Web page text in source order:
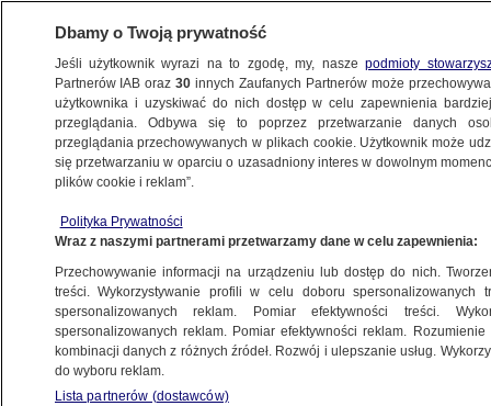
POLSKA
na senatora
13.09.2007, 14:12Aktualizacja: 13.09.2007, 14:13
Udostępnij
Dbamy o Twoją prywatność
Jeśli użytkownik wyrazi na to zgodę, my, naszepodmioty
Partnerów IAB oraz30 innych Zaufanych Partnerów może
użytkownika i uzyskiwać do nich dostęp w celu zapewnienia
przeglądania. Odbywa się to poprzez przetwarzanie danych
przeglądania przechowywanych w plikach cookie. Użytkownik może
się przetwarzaniu w oparciu o uzasadniony interes w dowolnym
plików cookie i reklam”.
Polityka Prywatności
Wraz z naszymi partnerami przetwarzamy dane w celu zapewnienia:
Przechowywanie informacji na urządzeniu lub dostęp do nich.
treści. Wykorzystywanie profili w celu doboru spersonalizowanych
spersonalizowanych reklam. Pomiar efektywności treści.
spersonalizowanych reklam. Pomiar efektywności reklam.
kombinacji danych z różnych źródeł. Rozwój i ulepszanie usług.
do wyboru reklam.
Lista partnerów (dostawców)